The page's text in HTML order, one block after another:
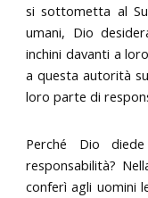
si sottometta al
umani, Dio
inchini davanti a
a questa autorità
loro parte di
Perché Dio
responsabilità?
conferì agli uomini